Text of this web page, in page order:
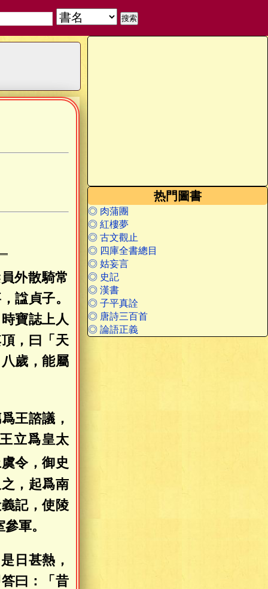
热門圖書
◎ 肉蒲團
◎ 紅樓夢
◎ 古文觀止
◎ 四庫全書總目
◎ 姑妄言
◎ 史記
◎ 漢書
◎ 子平真詮
◎ 唐詩三百首
◎ 論語正義
外散騎常
諡貞子。
寶誌上人
，曰「天
歲，能屬
王諮議，
立爲皇太
令，御史
，起爲南
記，使陵
軍。
日甚熱，
曰：「昔